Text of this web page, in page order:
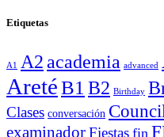
Etiquetas
A1 A2academia advanced
AretéB1 B2 Birthday
Clases conversación
examinadorFiestas fin